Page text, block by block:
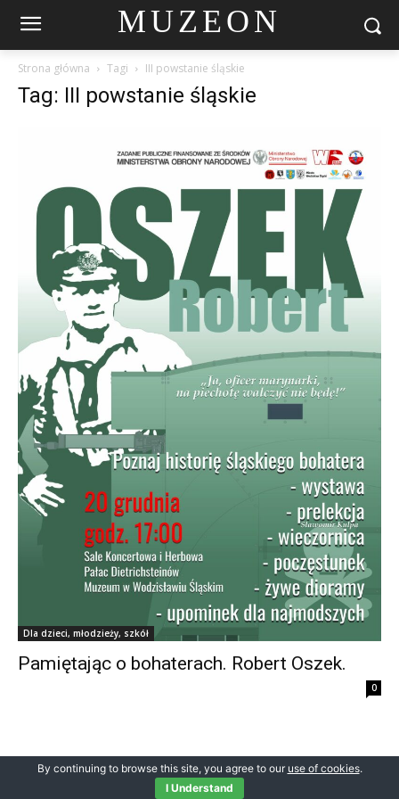
MUZEON
Strona główna Tagi III powstanie śląskie
Tag: III powstanie śląskie
Dla dzieci, młodzieży, szkół
Pamiętając o bohaterach. Robert Oszek.
0
© Newspaper WordPress Theme by TagDiv
By continuing to browse this site, you agree to our use of cookies.
I Understand